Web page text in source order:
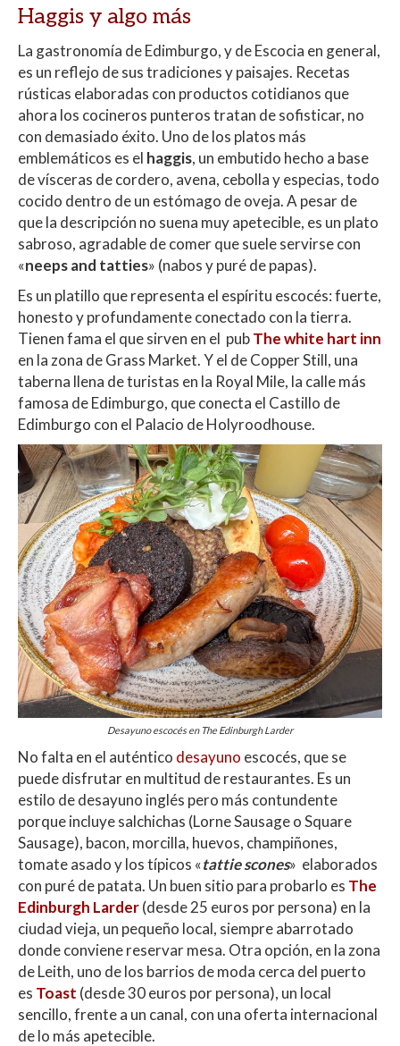
Haggis y algo más
La gastronomía de Edimburgo, y de Escocia en general,
es un reflejo de sus tradiciones y paisajes. Recetas
rústicas elaboradas con productos cotidianos que
ahora los cocineros punteros tratan de sofisticar, no
con demasiado éxito. Uno de los platos más
emblemáticos es el haggis, un embutido hecho a base
de vísceras de cordero, avena, cebolla y especias, todo
cocido dentro de un estómago de oveja. A pesar de
que la descripción no suena muy apetecible, es un plato
sabroso, agradable de comer que suele servirse con
«neeps and tatties» (nabos y puré de papas).
Es un platillo que representa el espíritu escocés: fuerte,
honesto y profundamente conectado con la tierra.
Tienen fama el que sirven en el pubThe white hart inn
en la zona de Grass Market. Y el de Copper Still, una
taberna llena de turistas en la Royal Mile, la calle más
famosa de Edimburgo, que conecta el Castillo de
Edimburgo con el Palacio de Holyroodhouse.
Desayuno escocés en The Edinburgh Larder
No falta en el auténtico desayuno escocés, que se
puede disfrutar en multitud de restaurantes. Es un
estilo de desayuno inglés pero más contundente
porque incluye salchichas (Lorne Sausage o Square
Sausage), bacon, morcilla, huevos, champiñones,
tomate asado y los típicos «tattie scones» elaborados
con puré de patata. Un buen sitio para probarlo es The
Edinburgh Larder(desde 25 euros por persona) en la
ciudad vieja, un pequeño local, siempre abarrotado
donde conviene reservar mesa. Otra opción, en la zona
de Leith, uno de los barrios de moda cerca del puerto
es Toast (desde 30 euros por persona), un local
sencillo, frente a un canal, con una oferta internacional
de lo más apetecible.